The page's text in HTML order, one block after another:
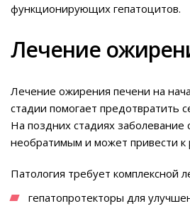
функционирующих гепатоцитов.
Лечение
Лечение ожирения печени на
стадии помогает предотвратить
На поздних стадиях заболевание
необратимым и может привести к
Патология требует комплексной
гепатопротекторы для